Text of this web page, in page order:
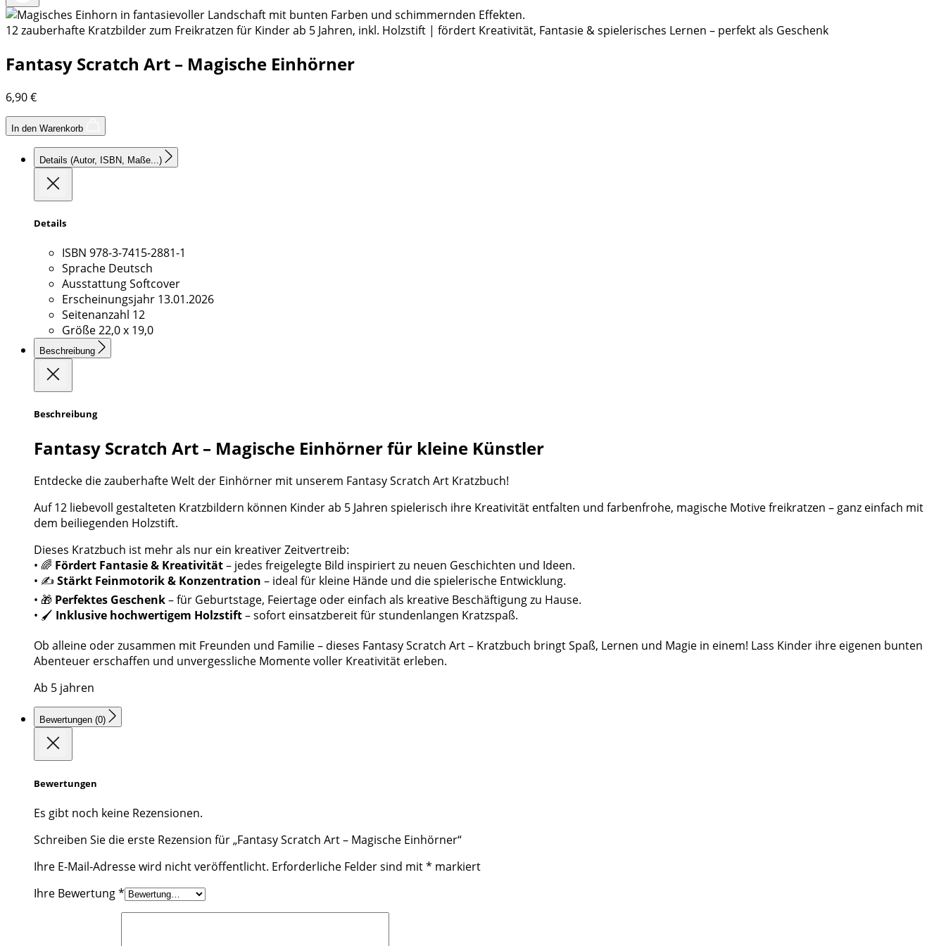
12 zauberhafte Kratzbilder zum Freikratzen für Kinder ab 5 Jahren, inkl. Holzstift | fördert Kreativität, Fantasie & spielerisches Lernen – perfekt als Geschenk
Fantasy Scratch Art – Magische Einhörner
6,90€
In den Warenkorb
Details (Autor, ISBN, Maße...)
Details
ISBN 978-3-7415-2881-1
Sprache Deutsch
AusstattungSoftcover
Erscheinungsjahr 13.01.2026
Seitenanzahl 12
Größe22,0 x 19,0
Beschreibung
Beschreibung
Fantasy Scratch Art – Magische Einhörner für kleine Künstler
Entdecke die zauberhafte Welt der Einhörner mit unserem Fantasy Scratch Art Kratzbuch!
Auf 12 liebevoll gestalteten Kratzbildern können Kinder ab 5 Jahren spielerisch ihre Kreativität entfalten und farbenfrohe, magische Motive freikratzen – ganz einfach mit
dem beiliegenden Holzstift.
Dieses Kratzbuch ist mehr als nur ein kreativer Zeitvertreib:
• 🌈 Fördert Fantasie & Kreativität– jedes freigelegte Bild inspiriert zu neuen Geschichten und Ideen.
• ✍️ Stärkt Feinmotorik & Konzentration – ideal für kleine Hände und die spielerische Entwicklung.
• 🎁 Perfektes Geschenk– für Geburtstage, Feiertage oder einfach als kreative Beschäftigung zu Hause.
• 🖌️ Inklusive hochwertigem Holzstift– sofort einsatzbereit für stundenlangen Kratzspaß.
Ob alleine oder zusammen mit Freunden und Familie – dieses Fantasy Scratch Art – Kratzbuch bringt Spaß, Lernen und Magie in einem! Lass Kinder ihre eigenen bunten
Abenteuer erschaffen und unvergessliche Momente voller Kreativität erleben.
Ab 5 jahren
Bewertungen (0)
Bewertungen
Es gibt noch keine Rezensionen.
Schreiben Sie die erste Rezension für „Fantasy Scratch Art – Magische Einhörner“
Ihre E-Mail-Adresse wird nicht veröffentlicht. Erforderliche Felder sind mit* markiert
Ihre Bewertung*